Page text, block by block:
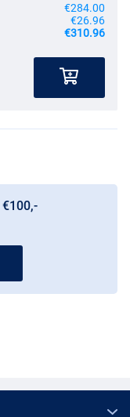
€284.00
€26.96
€310.96
€100,-